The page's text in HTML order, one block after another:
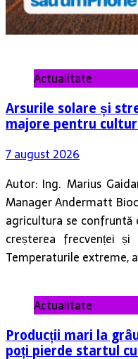
Actualitate
Arsurile solare și
majore pentru
7 august 2026
Autor: Ing. Marius
Manager Andermatt
agricultura se
creșterea frecvenței
Temperaturile extreme,
Actualitate
Producții mari la
poți pierde startul